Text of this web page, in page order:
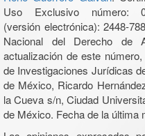
Uso Exclusivo número:
(versión electrónica): 2448-
Nacional del Derecho de
actualización de este
de Investigaciones Jurídicas
de México, Ricardo
la Cueva s/n, Ciudad
de México. Fecha de la última